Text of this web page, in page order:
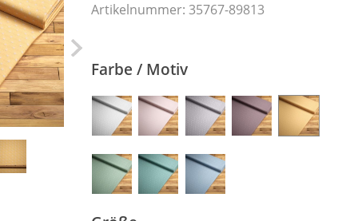
Artikelnummer: 35767-89813
Farbe / Motiv